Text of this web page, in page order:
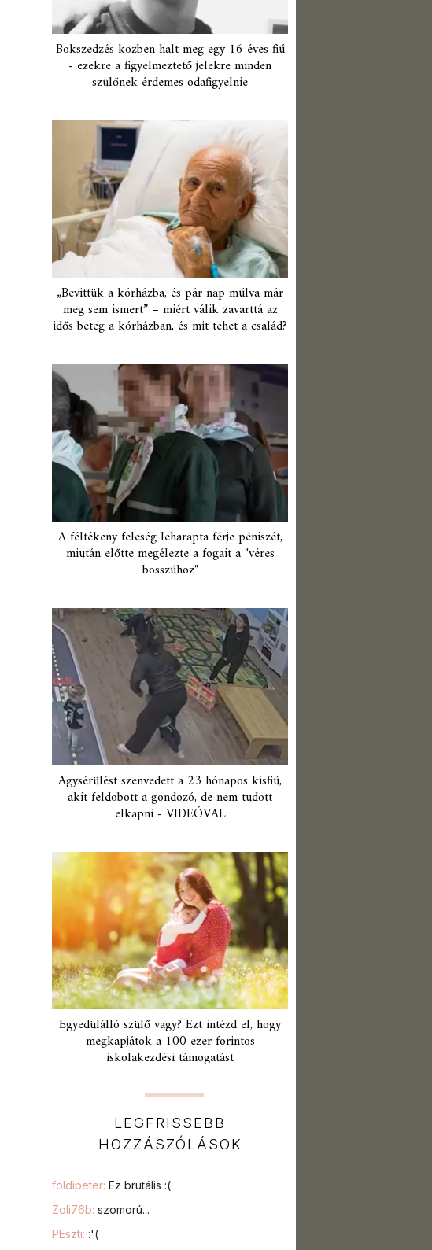
Bokszedzés közben halt meg egy 16 éves fiú
- ezekre a figyelmeztető jelekre minden
szülőnek érdemes odafigyelnie
„Bevittük a kórházba, és pár nap múlva már
meg sem ismert” – miért válik zavarttá az
idős beteg a kórházban, és mit tehet a család?
A féltékeny feleség leharapta férje péniszét,
miután előtte megélezte a fogait a "véres
bosszúhoz"
Agysérülést szenvedett a 23 hónapos kisfiú,
akit feldobott a gondozó, de nem tudott
elkapni - VIDEÓVAL
Egyedülálló szülő vagy? Ezt intézd el, hogy
megkapjátok a 100 ezer forintos
iskolakezdési támogatást
LEGFRISSEBB
HOZZÁSZÓLÁSOK
foldipeter: Ez brutális :(
Zoli76b: szomorú...
PEszti: :'(